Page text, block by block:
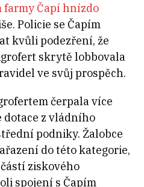
Čapí hnízdo
Policie se Čapím
kvůli podezření, že
skrytě lobbovala
ve svůj prospěch.
čerpala více
dotace z vládního
podniky. Žalobce
do této kategorie,
ziskového
spojení s Čapím